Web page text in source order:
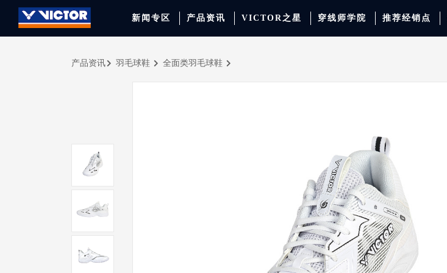
新闻专区 产品资讯 VICTOR之星 穿线师学院 推荐经销点
品牌资讯 产品资讯 赛事聚焦
羽毛球拍 羽毛球鞋 运动包
签约球员 专业球队 品牌代言人
穿线师档案 学院新闻
天猫旗舰店 京东旗舰店
产品资讯 羽毛球鞋 全面类羽毛球鞋